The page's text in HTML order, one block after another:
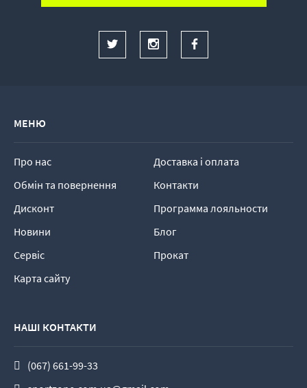
МЕНЮ
Про нас
Доставка і оплата
Обмін та повернення
Контакти
Дисконт
Программа лояльности
Новини
Блог
Сервіс
Прокат
Карта сайту
НАШІ КОНТАКТИ
(067) 661-99-33